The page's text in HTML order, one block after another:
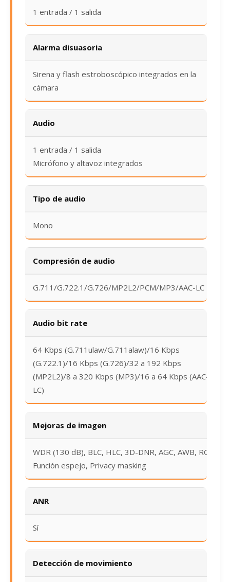
1 entrada / 1 salida
Alarma disuasoria
Sirena y flash estroboscópico integrados en la
cámara
Audio
1 entrada / 1 salida
Micrófono y altavoz integrados
Tipo de audio
Mono
Compresión de audio
G.711/G.722.1/G.726/MP2L2/PCM/MP3/AAC-LC
Audio bit rate
64 Kbps (G.711ulaw/G.711alaw)/16 Kbps
(G.722.1)/16 Kbps (G.726)/32 a 192 Kbps
(MP2L2)/8 a 320 Kbps (MP3)/16 a 64 Kbps (AAC-
LC)
Mejoras de imagen
WDR (130 dB), BLC, HLC, 3D-DNR, AGC, AWB, ROI,
Función espejo, Privacy masking
ANR
Sí
Detección de movimiento